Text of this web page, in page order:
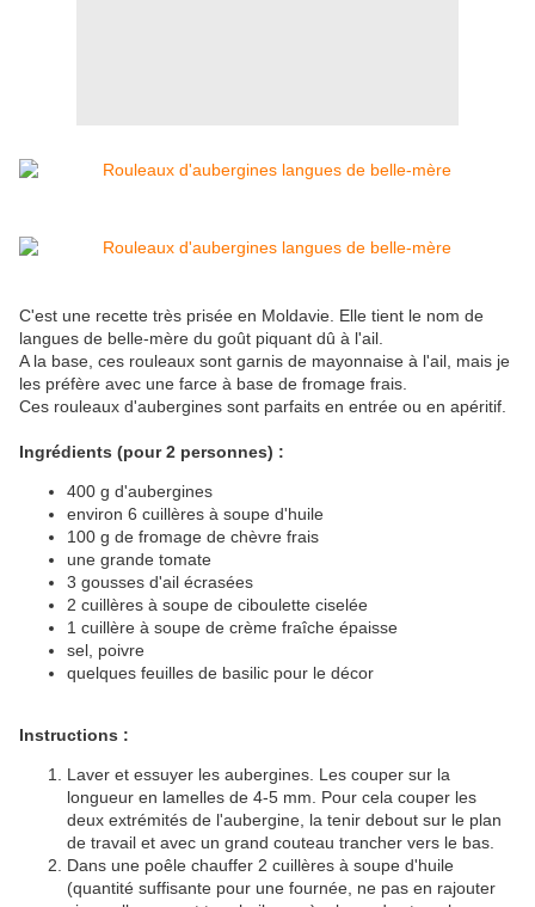
C'est une recette très prisée en Moldavie. Elle tient le nom de
langues de belle-mère du goût piquant dû à l'ail.
A la base, ces rouleaux sont garnis de mayonnaise à l'ail, mais je
les préfère avec une farce à base de fromage frais.
Ces rouleaux d'aubergines sont parfaits en entrée ou en apéritif.
Ingrédients (pour 2 personnes) :
400 g d'aubergines
environ 6 cuillères à soupe d'huile
100 g de fromage de chèvre frais
une grande tomate
3 gousses d'ail écrasées
2 cuillères à soupe de ciboulette ciselée
1 cuillère à soupe de crème fraîche épaisse
sel, poivre
quelques feuilles de basilic pour le décor
Instructions :
Laver et essuyer les aubergines. Les couper sur la
longueur en lamelles de 4-5 mm. Pour cela couper les
deux extrémités de l'aubergine, la tenir debout sur le plan
de travail et avec un grand couteau trancher vers le bas.
Dans une poêle chauffer 2 cuillères à soupe d'huile
(quantité suffisante pour une fournée, ne pas en rajouter